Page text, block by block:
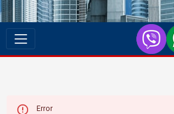
Error